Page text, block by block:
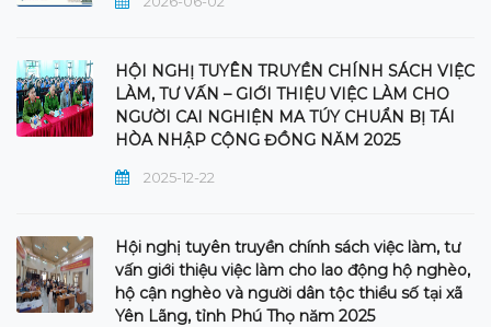
HỘI NGHỊ TUYÊN TRUYỀN CHÍNH SÁCH VIỆC
LÀM, TƯ VẤN – GIỚI THIỆU VIỆC LÀM CHO
NGƯỜI CAI NGHIỆN MA TÚY CHUẨN BỊ TÁI
HÒA NHẬP CỘNG ĐỒNG NĂM 2025
2025-12-22
Hội nghị tuyên truyền chính sách việc làm, tư
vấn giới thiệu việc làm cho lao động hộ nghèo,
hộ cận nghèo và người dân tộc thiểu số tại xã
Yên Lãng, tỉnh Phú Thọ năm 2025